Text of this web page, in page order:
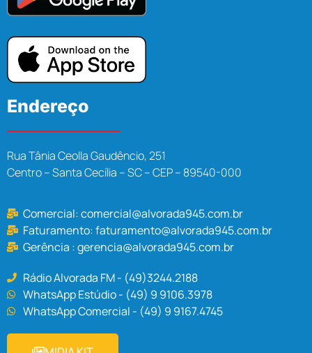
Endereço
Rua Tânia Ceolla Gaudêncio, 251
Centro – Santa Cecília – SC – CEP – 89540-000
Comercial:comercial@alvorada945.com.br
Faturamento:faturamento@alvorada945.com.br
Gerência :gerencia@alvorada945.com.br
Rádio Alvorada FM - (49)3244.2188
WhatsApp Estúdio - (49) 9 9106.3978
WhatsApp Comercial - (49) 9 9167.4745